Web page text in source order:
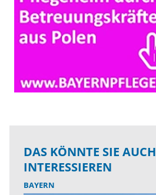
DAS KÖNNTE SIE AUCH
INTERESSIEREN
BAYERN